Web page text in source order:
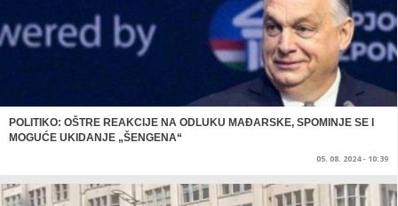
POLITIKO: OŠTRE REAKCIJE NA ODLUKU MAĐARSKE, SPOMINJE SE I
MOGUĆE UKIDANJE „ŠENGENA“
05. 08. 2024 - 10:39